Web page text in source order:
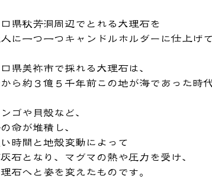
県秋芳洞周辺でとれる大理石を
に一つ一つキャンドルホルダーに仕上げ
県美祢市で採れる大理石は、
ら約３億５千年前この地が海であった時
ゴや貝殻など、
命が堆積し、
時間と地殻変動によって
石となり、マグマの熱や圧力を受け、
石へと姿を変えたものです。